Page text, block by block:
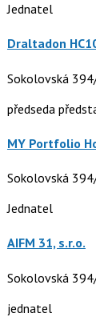
Jednatel
Draltadon
Sokolovská
předseda
MY Portfolio
Sokolovská
Jednatel
AIFM 31, s.r.o.
Sokolovská
jednatel